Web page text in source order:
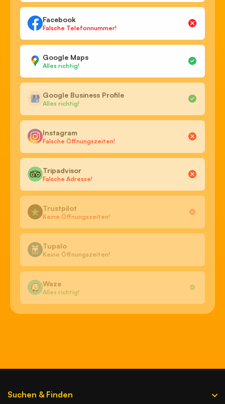
Facebook
Falsche Telefonnummer!
Google Maps
Alles richtig!
Google Business Profile
Alles richtig!
Instagram
Falsche Öffnungszeiten!
Tripadvisor
Falsche Adresse!
Trustpilot
Keine Öffnungszeiten!
Tupalo
Keine Öffnungszeiten!
Waze
Alles richtig!
Suchen & Finden